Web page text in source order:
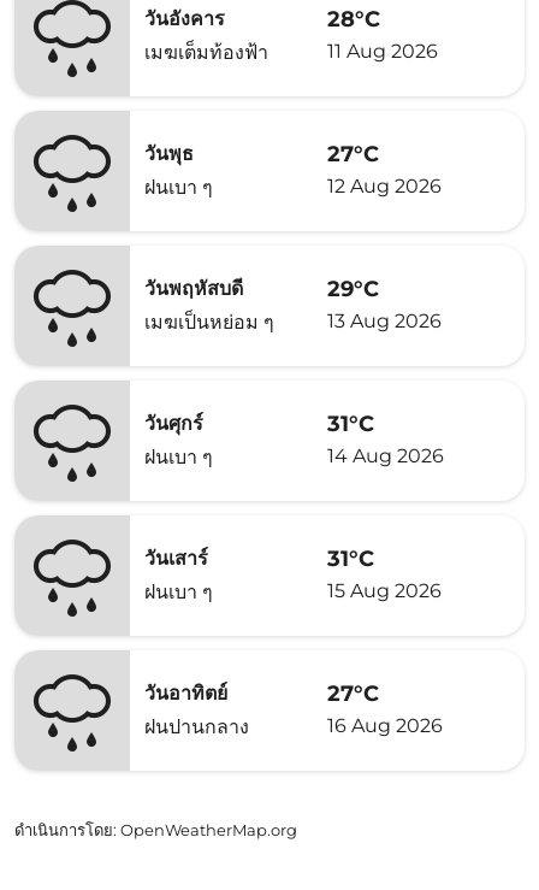
วันอังคาร
เมฆเต็มท้องฟ้า
28°C
11 Aug 2026
วันพุธ
ฝนเบา ๆ
27°C
12 Aug 2026
วันพฤหัสบดี
เมฆเป็นหย่อม ๆ
29°C
13 Aug 2026
วันศุกร์
ฝนเบา ๆ
31°C
14 Aug 2026
วันเสาร์
ฝนเบา ๆ
31°C
15 Aug 2026
วันอาทิตย์
ฝนปานกลาง
27°C
16 Aug 2026
ดำเนินการโดย: OpenWeatherMap.org